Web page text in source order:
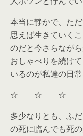
本当に静かで、ただ
思えば生きていく
のだと今さらなが
おしゃべりを続け
いるのが私達の日
☆ ☆ ☆
多少なりとも、ふ
の死に臨んでも死